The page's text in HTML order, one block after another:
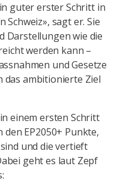
guter erster Schritt in
sagt er. Sie
Darstellungen wie die
werden kann –
und Gesetze
das ambitionierte Ziel
einem ersten Schritt
den EP2050+ Punkte,
und die vertieft
geht es laut Zepf